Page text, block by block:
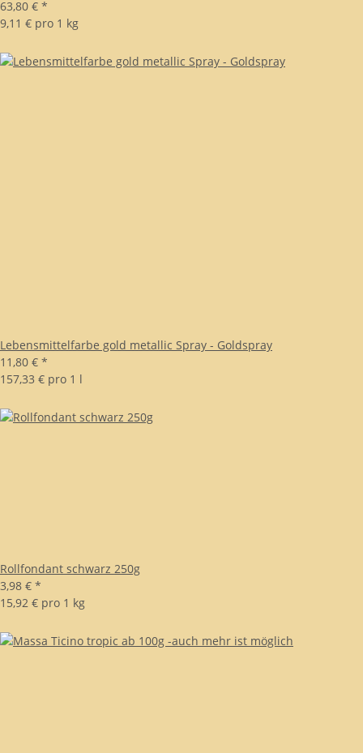
63,80 € *
9,11 € pro 1 kg
Lebensmittelfarbe gold metallic Spray - Goldspray
11,80 € *
157,33 € pro 1 l
Rollfondant schwarz 250g
3,98 € *
15,92 € pro 1 kg